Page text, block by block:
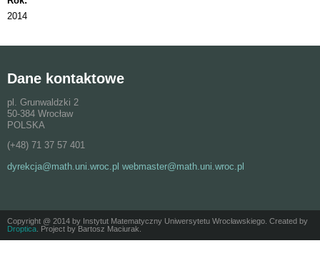
2014
Dane kontaktowe
pl. Grunwaldzki 2
50-384 Wrocław
POLSKA
(+48) 71 37 57 401
dyrekcja@math.uni.wroc.pl webmaster@math.uni.wroc.pl
Copyright @ 2014 by Instytut Matematyczny Uniwersytetu Wrocławskiego. Created by
Droptica . Project by Bartosz Maciurak.